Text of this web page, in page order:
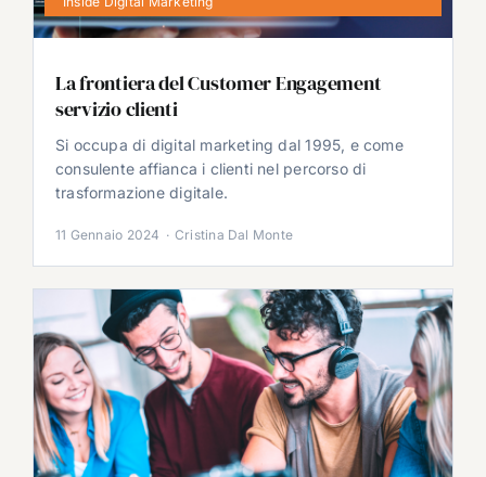
La frontiera del Customer Engagement
servizio clienti
Si occupa di digital marketing dal 1995, e come
consulente affianca i clienti nel percorso di
trasformazione digitale.
11 Gennaio 2024 · Cristina Dal Monte